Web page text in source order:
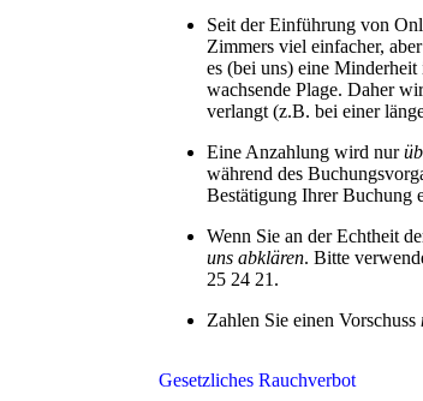
Seit der Einführung von
Zimmers viel einfacher,
es (bei uns) eine
wachsende Plage. Daher
verlangt (z.B. bei einer
Eine Anzahlung wird nur
während des
Bestätigung Ihrer Buchung
Wenn Sie an der Echtheit
uns abklären. Bitte
25 24 21.
Zahlen Sie einen Vorschuss
Gesetzliches Rauchverbot